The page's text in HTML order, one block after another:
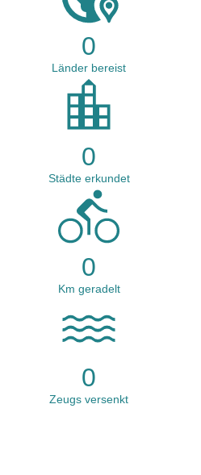
0
Länder bereist
0
Städte erkundet
0
Km geradelt
0
Zeugs versenkt